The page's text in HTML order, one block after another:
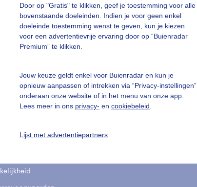
Door op "Gratis" te klikken, geef je toestemming voor alle
bovenstaande doeleinden. Indien je voor geen enkel
doeleinde toestemming wenst te geven, kun je kiezen
voor een advertentievrije ervaring door op “Buienradar
Premium” te klikken.
Jouw keuze geldt enkel voor Buienradar en kun je
opnieuw aanpassen of intrekken via “Privacy-instellingen”
onderaan onze website of in het menu van onze app.
Lees meer in ons privacy- en cookiebeleid
Lijst met advertentiepartners
vragen
Mijn weer